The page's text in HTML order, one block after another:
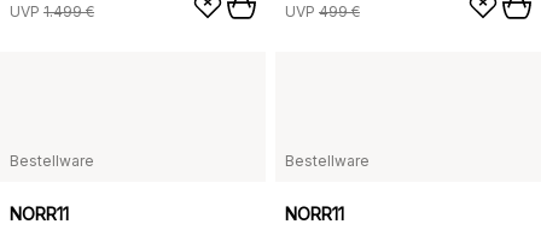
UVP 1.499 € UVP 499 €
Bestellware
NORR11
Bestellware
NORR11